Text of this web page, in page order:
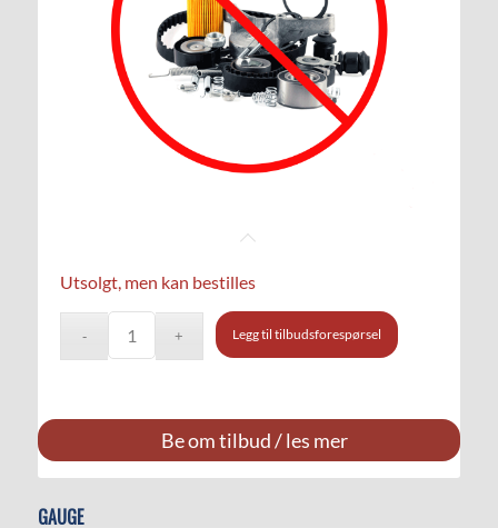
Utsolgt, men kan bestilles
Legg til tilbudsforespørsel
Be om tilbud / les mer
GAUGE